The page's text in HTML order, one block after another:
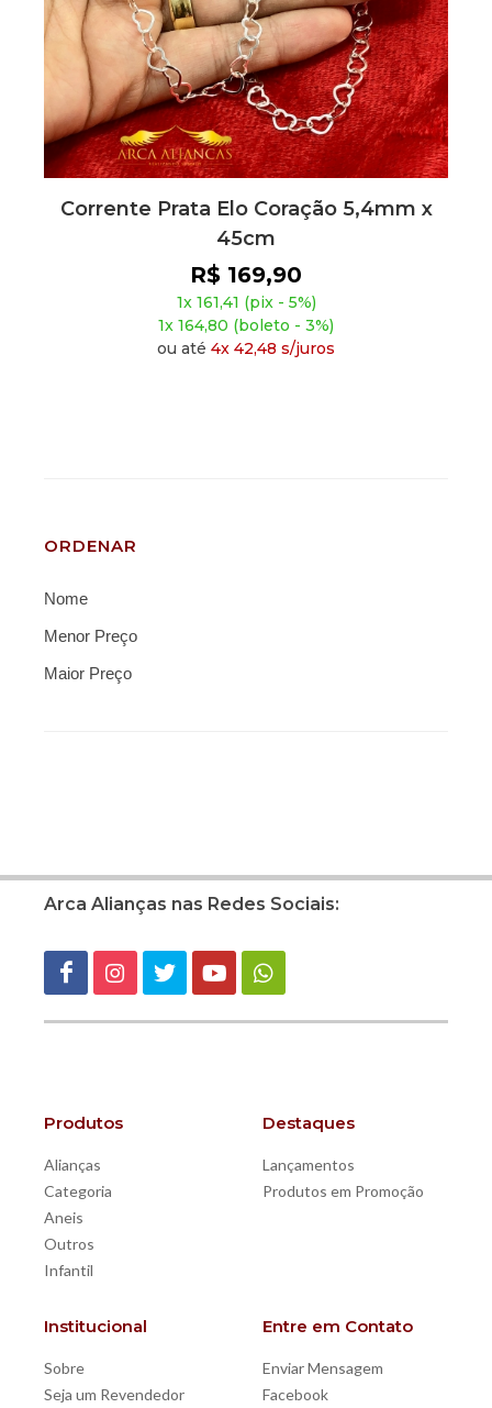
Corrente Prata Elo Coração 5,4mm x
45cm
R$ 169,90
1x 161,41 (pix - 5%)
1x 164,80 (boleto - 3%)
ou até 4x 42,48 s/juros
ORDENAR
Nome
Menor Preço
Maior Preço
Arca Alianças nas Redes Sociais:
Produtos
Alianças
Categoria
Aneis
Outros
Infantil
Destaques
Lançamentos
Produtos em Promoção
Institucional
Sobre
Seja um Revendedor
Entre em Contato
Enviar Mensagem
Facebook